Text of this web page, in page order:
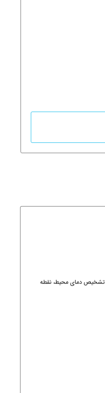
تشخیص دمای محیط، نقطه